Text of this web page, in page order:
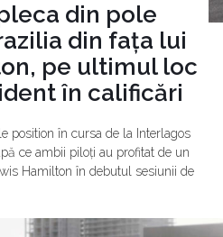
din pole
din fața lui
pe ultimul loc
în calificări
position în cursa de la Interlagos
ce ambii piloți au profitat de un
Hamilton în debutul sesiunii de